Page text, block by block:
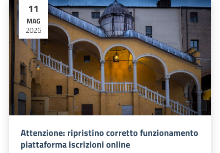
11
MAG
2026
Attenzione: ripristino corretto funzionamento
piattaforma iscrizioni online